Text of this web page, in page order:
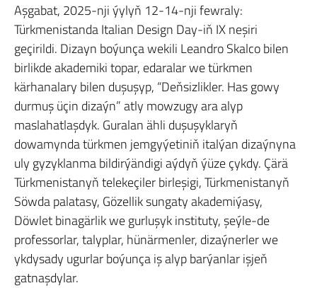
Aşgabat, 2025-nji ýylyň 12-14-nji fewraly:
Türkmenistanda Italian Design Day-iň IX neşiri
geçirildi. Dizayn boýunça wekili Leandro Skalco bilen
birlikde akademiki topar, edaralar we türkmen
kärhanalary bilen duşuşyp, “Deňsizlikler. Has gowy
durmuş üçin dizaýn” atly mowzugy ara alyp
maslahatlaşdyk. Guralan ähli duşuşyklaryň
dowamynda türkmen jemgyýetiniň italýan dizaýnyna
uly gyzyklanma bildirýändigi aýdyň ýüze çykdy. Çärä
Türkmenistanyň telekeçiler birleşigi, Türkmenistanyň
Söwda palatasy, Gözellik sungaty akademiýasy,
Döwlet binagärlik we gurluşyk instituty, şeýle-de
professorlar, talyplar, hünärmenler, dizaýnerler we
ykdysady ugurlar boýunça iş alyp barýanlar işjeň
gatnaşdylar.